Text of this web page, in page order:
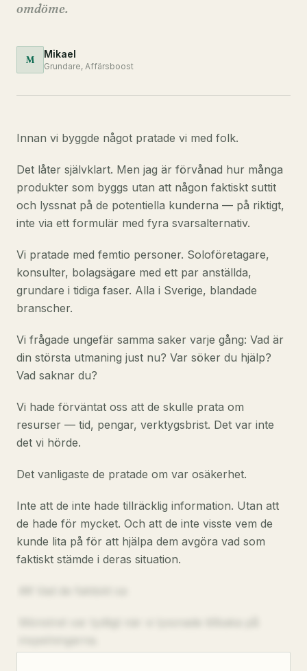
omdöme.
M Mikael
Grundare, Affärsboost
Innan vi byggde något pratade vi med folk.
Det låter självklart. Men jag är förvånad hur många
produkter som byggs utan att någon faktiskt suttit
och lyssnat på de potentiella kunderna — på riktigt,
inte via ett formulär med fyra svarsalternativ.
Vi pratade med femtio personer. Soloföretagare,
konsulter, bolagsägare med ett par anställda,
grundare i tidiga faser. Alla i Sverige, blandade
branscher.
Vi frågade ungefär samma saker varje gång: Vad är
din största utmaning just nu? Var söker du hjälp?
Vad saknar du?
Vi hade förväntat oss att de skulle prata om
resurser — tid, pengar, verktygsbrist. Det var inte
det vi hörde.
Det vanligaste de pratade om var osäkerhet.
Inte att de inte hade tillräcklig information. Utan att
de hade för mycket. Och att de inte visste vem de
kunde lita på för att hjälpa dem avgöra vad som
faktiskt stämde i deras situation.